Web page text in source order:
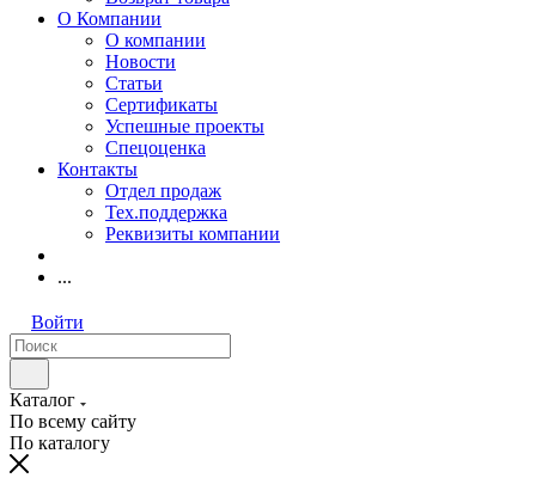
О Компании
О компании
Новости
Статьи
Сертификаты
Успешные проекты
Спецоценка
Контакты
Отдел продаж
Тех.поддержка
Реквизиты компании
...
Войти
Каталог
По всему сайту
По каталогу